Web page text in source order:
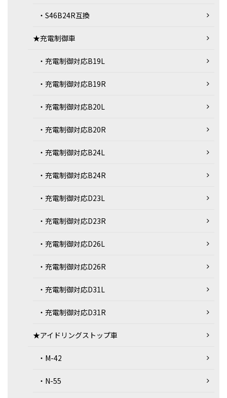
・S46B24R互換
★充電制御車
・充電制御対応B19L
・充電制御対応B19R
・充電制御対応B20L
・充電制御対応B20R
・充電制御対応B24L
・充電制御対応B24R
・充電制御対応D23L
・充電制御対応D23R
・充電制御対応D26L
・充電制御対応D26R
・充電制御対応D31L
・充電制御対応D31R
★アイドリングストップ車
・M-42
・N-55